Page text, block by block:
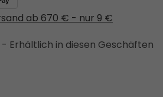
ab 670 € - nur 9 €
Erhältlich in diesen Geschäften